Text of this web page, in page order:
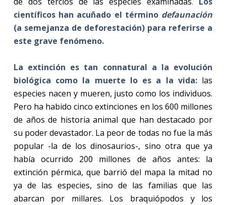
científicos han acuñado el término defaunación
(a semejanza de deforestación) para referirse a
este grave fenómeno.
La extinción es tan connatural a la evolución
biológica como la muerte lo es a la vida: las
especies nacen y mueren, justo como los individuos.
Pero ha habido cinco extinciones en los 600 millones
de años de historia animal que han destacado por
su poder devastador. La peor de todas no fue la más
popular -la de los dinosaurios-, sino otra que ya
había ocurrido 200 millones de años antes: la
extinción pérmica, que barrió del mapa la mitad no
ya de las especies, sino de las familias que las
abarcan por millares. Los braquiópodos y los